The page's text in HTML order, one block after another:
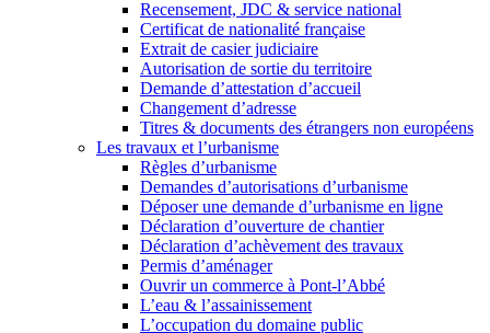
Recensement, JDC & service national
Certificat de nationalité française
Extrait de casier judiciaire
Autorisation de sortie du territoire
Demande d’attestation d’accueil
Changement d’adresse
Titres & documents des étrangers non européens
Les travaux et l’urbanisme
Règles d’urbanisme
Demandes d’autorisations d’urbanisme
Déposer une demande d’urbanisme en ligne
Déclaration d’ouverture de chantier
Déclaration d’achèvement des travaux
Permis d’aménager
Ouvrir un commerce à Pont-l’Abbé
L’eau & l’assainissement
L’occupation du domaine public